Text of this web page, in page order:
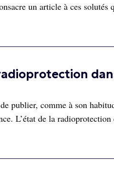
un article à ces solutés
publier, comme à son
L’état de la